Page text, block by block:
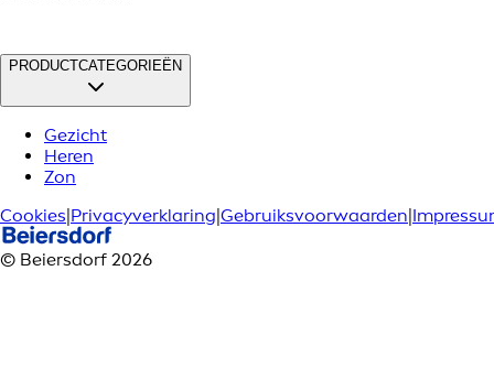
PRODUCTCATEGORIEËN
Gezicht
Heren
Zon
Cookies|Privacyverklaring|Gebruiksvoorwaarden|
© Beiersdorf 2026